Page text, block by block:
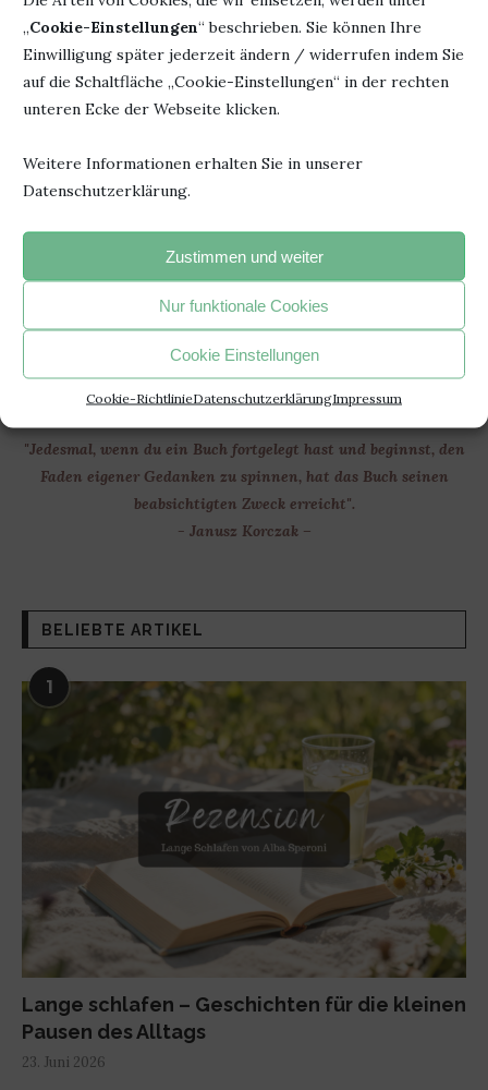
„Cookie-Einstellungen“ beschrieben. Sie können Ihre
Einwilligung später jederzeit ändern / widerrufen indem Sie
auf die Schaltfläche „Cookie-Einstellungen“ in der rechten
unteren Ecke der Webseite klicken.
Weitere Informationen erhalten Sie in unserer
Datenschutzerklärung.
Zustimmen und weiter
Nur funktionale Cookies
Cookie Einstellungen
Cookie-RichtlinieDatenschutzerklärungImpressum
Larsen
Titel: Zeit der Wunder in
Australien
Herausgeber:
Independently published
Seiten: 216
ISBN: 979-8484164103
"Jedesmal, wenn du ein Buch fortgelegt hast und beginnst, den
Faden eigener Gedanken zu spinnen, hat das Buch seinen
beabsichtigten Zweck erreicht".
- Janusz Korczak –
BELIEBTE ARTIKEL
1
Lange schlafen – Geschichten für die kleinen
Pausen des Alltags
23. Juni 2026